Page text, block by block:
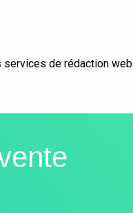
services de rédaction web